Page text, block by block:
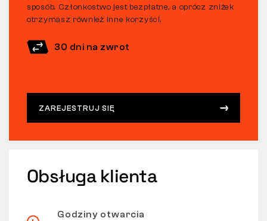
sposób. Członkostwo jest bezpłatne, a oprócz zniżek
otrzymasz również inne korzyści.
30 dni na zwrot
ZAREJESTRUJ SIĘ
Obsługa klienta
Godziny otwarcia